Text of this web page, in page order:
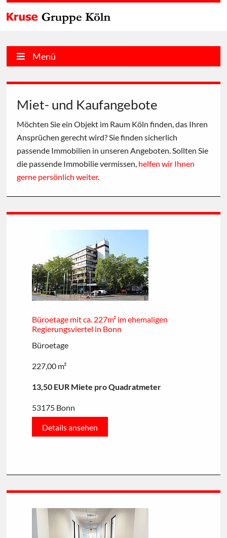
Menü
Miet- und Kaufangebote
Möchten Sie ein Objekt im Raum Köln finden, das Ihren
Ansprüchen gerecht wird? Sie finden sicherlich
passende Immobilien in unseren Angeboten. Sollten Sie
die passende Immobilie vermissen, helfen wir Ihnen
gerne persönlich weiter.
Büroetage mit ca. 227m² im ehemaligen
Regierungsviertel in Bonn
Büroetage
227,00 m²
13,50 EUR Miete pro Quadratmeter
53175 Bonn
Details ansehen